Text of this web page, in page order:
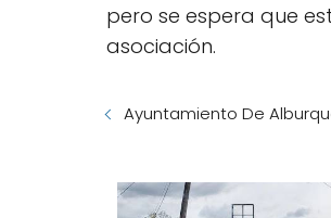
pero se espera que
asociación.
Ayuntamiento De